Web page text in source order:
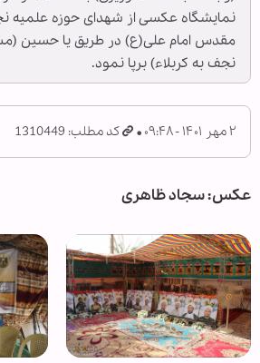
نمایشگاه عکسی از شهدای حوزه علمیه
مقدس امام علی(ع) در طریق یا حسین
نجف به کربلاء) برپا نمود.
۲ مهر ۱۴۰۱ - ۰۹:۴۸ کد مطلب: 1310449
عکس: سجاد ظاهری